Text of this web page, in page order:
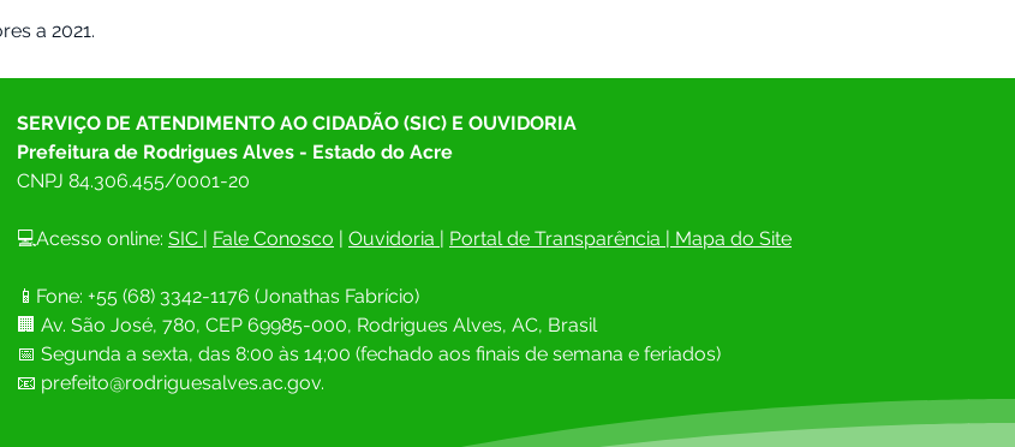
a 2021.
SERVIÇO DE ATENDIMENTO AO CIDADÃO (SIC) E OUVIDORIA
Prefeitura de Rodrigues Alves - Estado do Acre
CNPJ 84.306.455/0001-20
💻Acesso online: SIC | Fale Conosco | Ouvidoria | Portal de Transparência | Mapa do Site
📱Fone: +55 (68) 3342-1176 (Jonathas Fabrício)
🏢 Av. São José, 780, CEP 69985-000, Rodrigues Alves, AC, Brasil
📅 Segunda a sexta, das 8:00 às 14;00 (fechado aos finais de semana e feriados)
📧 prefeito@rodriguesalves.ac.gov.